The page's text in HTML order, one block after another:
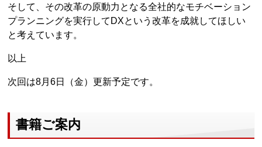
そして、その改革の原動力となる全社的なモチベーション
プランニングを実行してDXという改革を成就してほしい
と考えています。
以上
次回は8月6日（金）更新予定です。
書籍ご案内